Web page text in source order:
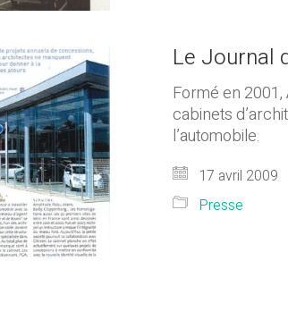
Le Journal
Formé en
cabinets
l’automobile.
17 avril 2009
Presse